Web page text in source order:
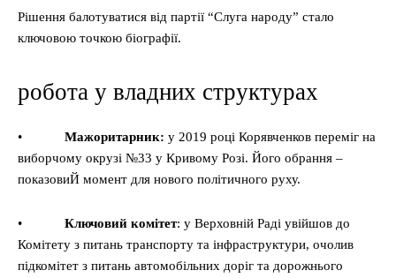
Рішення балотуватися від партії “Слуга народу” стало
ключовою точкою біографії.
робота у владних структурах
• Мажоритарник: у 2019 році Корявченков переміг на
виборчому окрузі №33 у Кривому Розі. Його обрання –
показовиЙ момент для нового політичного руху.
• Ключовий комітет: у Верховній Раді увійшов до
Комітету з питань транспорту та інфраструктури, очолив
підкомітет з питань автомобільних доріг та дорожнього